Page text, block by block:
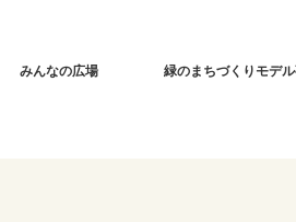
みんなの広場 緑のまちづくりモデ